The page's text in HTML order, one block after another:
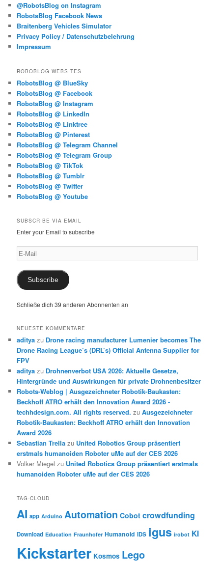
@RobotsBlog on Instagram
RobotsBlog Facebook News
Braitenberg Vehicles Simulator
Privacy Policy / Datenschutzbelehrung
Impressum
ROBOBLOG WEBSITES
RobotsBlog @ BlueSky
RobotsBlog @ Facebook
RobotsBlog @ Instagram
RobotsBlog @ LinkedIn
RobotsBlog @ Linktree
RobotsBlog @ Pinterest
RobotsBlog @ Telegram Channel
RobotsBlog @ Telegram Group
RobotsBlog @ TikTok
RobotsBlog @ Tumblr
RobotsBlog @ Twitter
RobotsBlog @ Youtube
SUBSCRIBE VIA EMAIL
Enter your Email to subscribe
E-
Mail
Subscribe
Schließe dich 39 anderen Abonnenten an
NEUESTE KOMMENTARE
aditya zu Drone racing manufacturer Lumenier becomes The
Drone Racing League’s (DRL’s) Official Antenna Supplier for
FPV
aditya zu Drohnenverbot USA 2026: Aktuelle Gesetze,
Hintergründe und Auswirkungen für private Drohnenbesitzer
Robots-Weblog | Ausgezeichneter Robotik-Baukasten:
Beckhoff ATRO erhält den Innovation Award 2026 -
techhdesign.com. All rights reserved. zuAusgezeichneter
Robotik-Baukasten: Beckhoff ATRO erhält den Innovation
Award 2026
Sebastian Trella zu United Robotics Group präsentiert
erstmals humanoiden Roboter uMe auf der CES 2026
Volker Miegel zu United Robotics Group präsentiert erstmals
humanoiden Roboter uMe auf der CES 2026
TAG-CLOUD
AI app Arduino Automation Cobot crowdfunding
Download Education Fraunhofer Humanoid IDS igus irobot KI
Kickstarter Kosmos Lego